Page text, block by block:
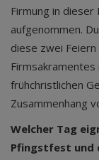
Firmung in
aufgenommen.
diese zwei
frühchristlichen
Zusammenhang
Welcher Tag
Pfingstfest und